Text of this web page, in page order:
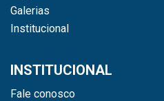
Galerias
Institucional
INSTITUCIONAL
Fale conosco